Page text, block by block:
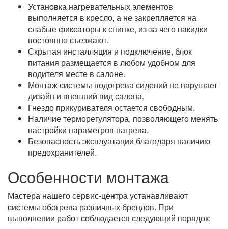
Установка нагревательных элементов
выполняется в кресло, а не закрепляется на
слабые фиксаторы к спинке, из-за чего накидки
постоянно съезжают.
Скрытая инсталляция и подключение, блок
питания размещается в любом удобном для
водителя месте в салоне.
Монтаж системы подогрева сидений не нарушает
дизайн и внешний вид салона.
Гнездо прикуривателя остается свободным.
Наличие терморегулятора, позволяющего менять
настройки параметров нагрева.
Безопасность эксплуатации благодаря наличию
предохранителей.
Особенности монтажа
Мастера нашего сервис-центра устанавливают
системы обогрева различных брендов. При
выполнении работ соблюдается следующий порядок: